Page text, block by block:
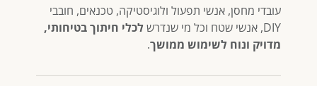
עובדי מחסן, אנשי תפעול ולוגיסטיקה, טכנאים, חובבי
DIY, אנשי שטח וכל מי שנדרש
לכלי חיתוך בטיחותי,
מדויק ונוח לשימוש ממושך.